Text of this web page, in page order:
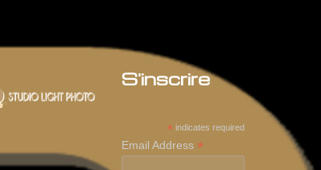
S'inscrire
* indicates required
Email Address *